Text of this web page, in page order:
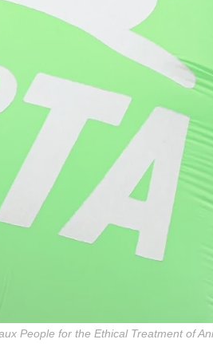
People for the Ethical Treatment of